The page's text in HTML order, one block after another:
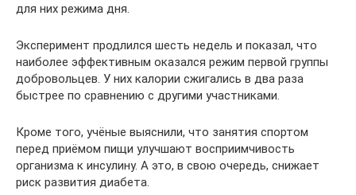
для них режима дня.
Эксперимент продлился шесть недель и показал, что
наиболее эффективным оказался режим первой группы
добровольцев. У них калории сжигались в два раза
быстрее по сравнению с другими участниками.
Кроме того, учёные выяснили, что занятия спортом
перед приёмом пищи улучшают восприимчивость
организма к инсулину. А это, в свою очередь, снижает
риск развития диабета.